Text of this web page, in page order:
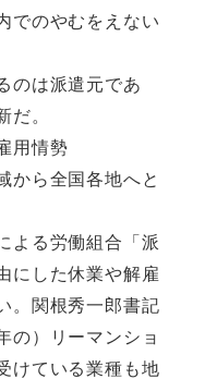
でのやむをえない
のは派遣元であ
だ。
用情勢
から全国各地へと
よる労働組合「派
にした休業や解雇
。関根秀一郎書記
の）リーマンショ
けている業種も地